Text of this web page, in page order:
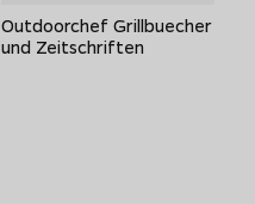
Outdoorchef Grillbuecher
und Zeitschriften